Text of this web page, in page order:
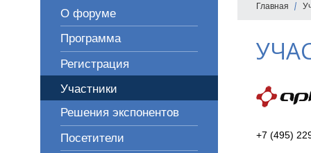
О форуме
Программа
Регистрация
Участники
Решения экспонентов
Посетители
Главная
+7 (495)